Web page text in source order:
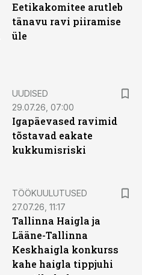
Eetikakomitee arutleb
tänavu ravi piiramise
üle
UUDISED
29.07.26, 07:00
Igapäevased ravimid
tõstavad eakate
kukkumisriski
TÖÖKUULUTUSED
27.07.26, 11:17
Tallinna Haigla ja
Lääne-Tallinna
Keskhaigla konkurss
kahe haigla tippjuhi